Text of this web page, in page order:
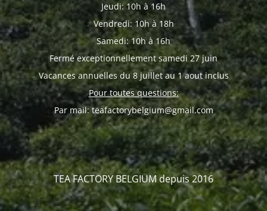
Jeudi: 10h à 16h
Vendredi: 10h à 18h
Samedi: 10h à 16h
Fermé exceptionnellement samedi 27 juin
Vacances annuelles du 8 juillet au 1 aout inclus
Pour toutes questions:
Par mail: teafactorybelgium@gmail.com
TEA FACTORY BELGIUM depuis 2016